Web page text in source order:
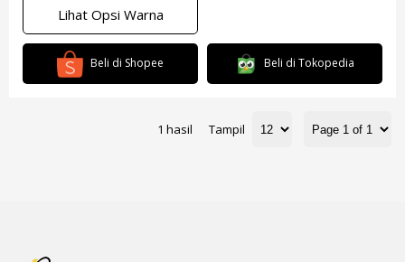
Lihat Opsi Warna
Beli di Shopee Beli di Tokopedia
1 hasil Tampil